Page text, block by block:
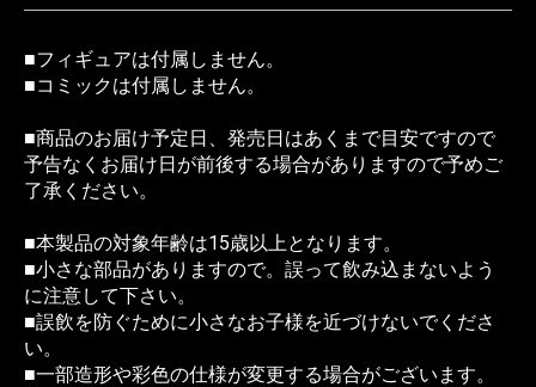
■フィギュアは付属しません。
■コミックは付属しません。
■商品のお届け予定日、発売日はあくまで目安ですので
予告なくお届け日が前後する場合がありますので予めご
了承ください。
■本製品の対象年齢は15歳以上となります。
■小さな部品がありますので。誤って飲み込まないよう
に注意して下さい。
■誤飲を防ぐために小さなお子様を近づけないでくださ
い。
■一部造形や彩色の仕様が変更する場合がございます。